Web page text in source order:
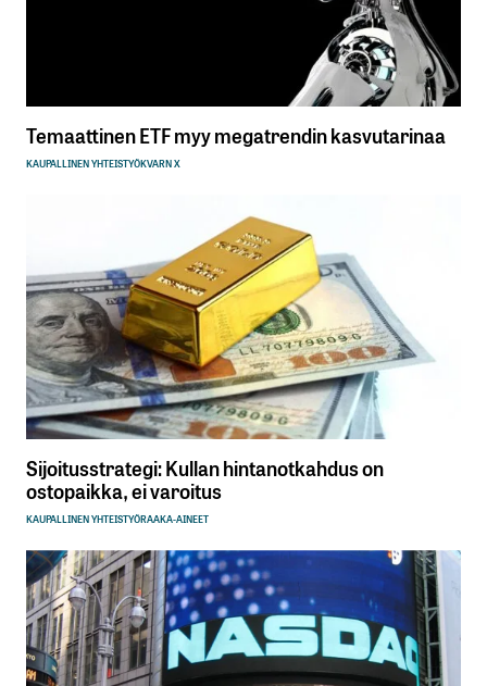
Temaattinen ETF myy megatrendin kasvutarinaa
KAUPALLINEN YHTEISTYÖKVARN X
Sijoitusstrategi: Kullan hintanotkahdus on
ostopaikka, ei varoitus
KAUPALLINEN YHTEISTYÖRAAKA-AINEET